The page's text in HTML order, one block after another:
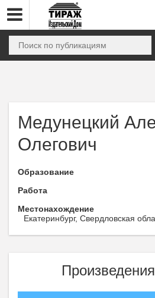
Медунецкий
Олегович
Образование
Работа
Местонахождение
Екатеринбург, Свердловская